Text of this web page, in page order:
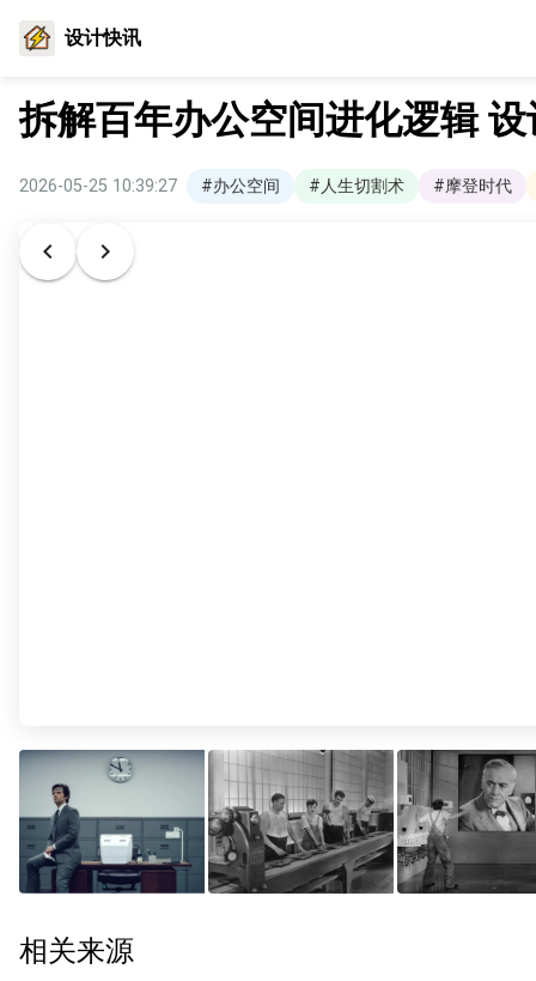
设计快讯
拆解百年办公空间进化逻辑
2026-05-25 10:39:27 #办公空间 #人生切割术 #摩登时代
相关来源